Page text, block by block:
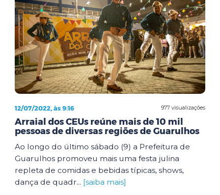
977 visualizações
12/07/2022, às 9:16
Arraial dos CEUs reúne mais de 10 mil
pessoas de diversas regiões de Guarulhos
Ao longo do último sábado (9) a Prefeitura de
Guarulhos promoveu mais uma festa julina
repleta de comidas e bebidas típicas, shows,
dança de quadr... [saiba mais]